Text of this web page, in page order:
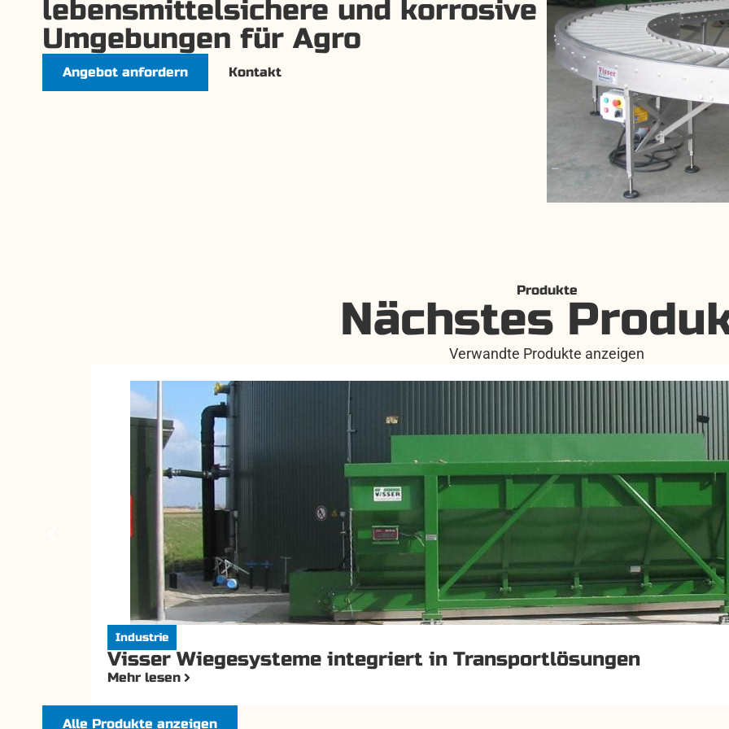
lebensmittelsichere und korrosive
Umgebungen für Agro
Angebot anfordern Kontakt
Produkte
Nächstes
Verwandte Produkte anzeigen
Industrie
Visser Wiegesysteme integriert in Transportlösungen
Mehr lesen
Alle Produkte anzeigen